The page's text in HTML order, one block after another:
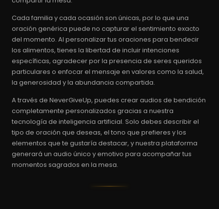
Cada familia y cada ocasión son únicas, por lo que una
oración genérica puede no capturar el sentimiento exacto
del momento. Al personalizar tus oraciones para bendecir
los alimentos, tienes la libertad de incluir intenciones
específicas, agradecer por la presencia de seres queridos
particulares o enfocar el mensaje en valores como la salud,
la generosidad y la abundancia compartida.
A través de NeverGiveUp, puedes crear audios de bendición
completamente personalizados gracias a nuestra
tecnología de inteligencia artificial. Solo debes describir el
tipo de oración que deseas, el tono que prefieres y los
elementos que te gustaría destacar, y nuestra plataforma
generará un audio único y emotivo para acompañar tus
momentos sagrados en la mesa.